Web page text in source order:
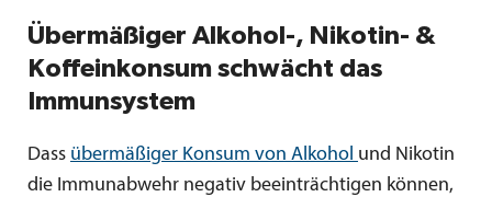
Übermäßiger Alkohol-, Nikotin- &
Koffeinkonsum schwächt das
Immunsystem
Dass übermäßiger Konsum von Alkohol und Nikotin
die Immunabwehr negativ beeinträchtigen können,